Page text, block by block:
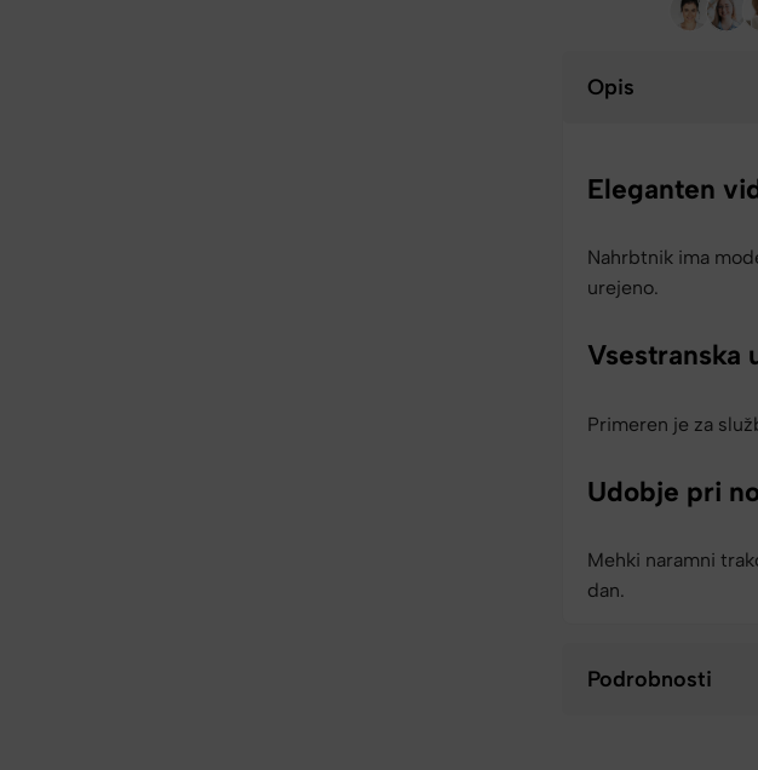
Opis
Eleganten
Nahrbtnik ima
urejeno.
Vsestranska
Primeren je za
Udobje pri
Mehki naramni
dan.
Podrobnosti